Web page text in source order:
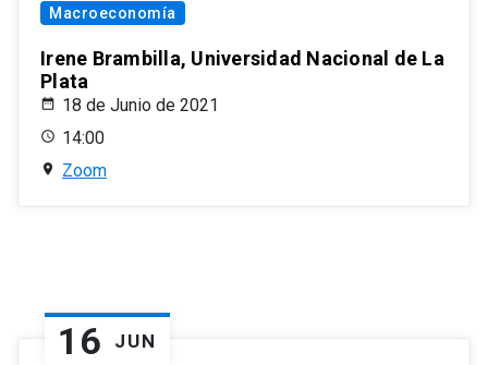
Macroeconomía
Irene Brambilla, Universidad Nacional de La
Plata
18 de Junio de 2021
14:00
Zoom
16 JUN